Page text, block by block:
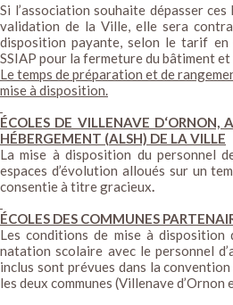
Si l’association souhaite dépasser
validation de la Ville, elle sera
disposition payante, selon le tarif en
SSIAP pour la fermeture du bâtiment et
Le temps de préparation et de
mise à disposition.
ÉCOLES DE VILLENAVE D‘ORNON,
HÉBERGEMENT (ALSH) DE LA VILLE
La mise à disposition du personnel
espaces d’évolution alloués sur un
consentie à titre gracieux
ÉCOLES DES COMMUNES
Les conditions de mise à disposition
natation scolaire avec le personnel
inclus sont prévues dans la
les deux communes (Villenave d’Ornon